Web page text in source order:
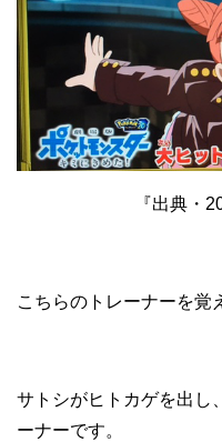
『出典・
こちらのトレーナーを覚
サトシがヒトカゲを出し
ーナーです。